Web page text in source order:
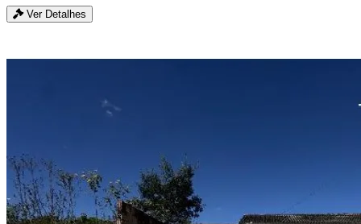
Ver Detalhes